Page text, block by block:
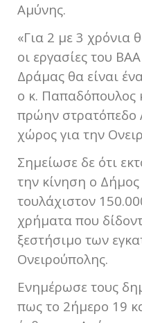
Αμύνης.
«Για 2 με 3 χρόνια
οι εργασίες του
Δράμας θα είναι
ο κ. Παπαδόπουλος
πρώην στρατόπεδο
χώρος για την
Σημείωσε δε ότι
την κίνηση ο
τουλάχιστον
χρήματα που
ξεστήσιμο των
Ονειρούπολης.
Ενημέρωσε τους
πως το 2ήμερο 19